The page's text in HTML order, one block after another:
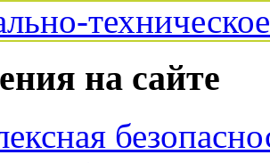
на сайте